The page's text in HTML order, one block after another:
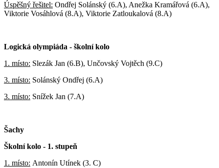
Úspěšný řešitel: Ondřej Solánský (6.A), Anežka Kramářová (6.A),
Viktorie Vosáhlová (8.A), Viktorie Zatloukalová (8.A)
Logická olympiáda - školní kolo
1. místo: Slezák Jan (6.B), Unčovský Vojtěch (9.C)
3. místo: Solánský Ondřej (6.A)
3. místo: Snížek Jan (7.A)
Šachy
Školní kolo - 1. stupeň
1. místo: Antonín Utínek (3. C)